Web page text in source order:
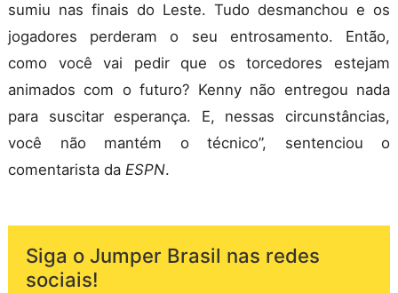
sumiu nas finais do Leste. Tudo desmanchou e os
jogadores perderam o seu entrosamento. Então,
como você vai pedir que os torcedores estejam
animados com o futuro? Kenny não entregou nada
para suscitar esperança. E, nessas circunstâncias,
você não mantém o técnico”, sentenciou o
comentarista da ESPN.
Siga o Jumper Brasil nas redes
sociais!